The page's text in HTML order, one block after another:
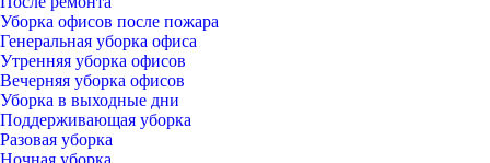
Уборка офисов после пожара
Генеральная уборка офиса
Утренняя уборка офисов
Вечерняя уборка офисов
Уборка в выходные дни
Поддерживающая уборка
Разовая уборка
Ночная уборка